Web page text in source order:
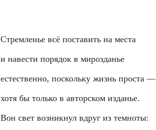
Стремленье всё поставить на места
и навести порядок в мирозданье
естественно, поскольку жизнь проста —
хотя бы только в авторском изданье.
Вон свет возникнул вдруг из темноты: